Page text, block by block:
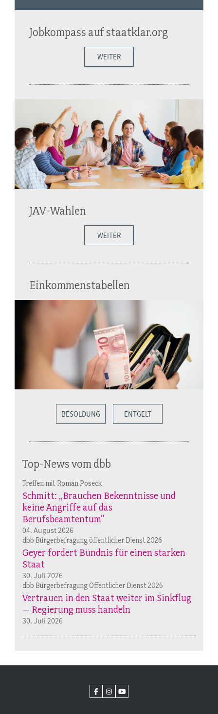
Jobkompass auf staatklar.org
WEITER
JAV-Wahlen
WEITER
Einkommenstabellen
BESOLDUNG ENTGELT
Top-News vom dbb
Treffen mit Roman Poseck
Schmitt: „Brauchen Bekenntnisse und
keine Angriffe auf das
Berufsbeamtentum“
04. August 2026
dbb Bürgerbefragung öffentlicher Dienst 2026
Geyer fordert Bündnis für einen starken
Staat
30. Juli 2026
dbb Bürgerbefragung Öffentlicher Dienst 2026
Vertrauen in den Staat weiter im Sinkflug
– Regierung muss handeln
30. Juli 2026